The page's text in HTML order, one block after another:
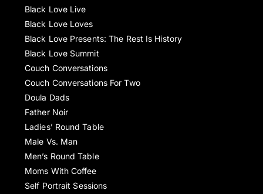
Black Love Live
Black Love Loves
Black Love Presents: The Rest Is History
Black Love Summit
Couch Conversations
Couch Conversations For Two
Doula Dads
Father Noir
Ladies’ Round Table
Male Vs. Man
Men’s Round Table
Moms With Coffee
Self Portrait Sessions